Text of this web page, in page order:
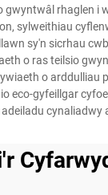
gwyntwâl rhaglen i
sylweithiau
sy'n sicrhau
o ras teilsio
o arddulliau
eco-gyfeillgar
cynaliadwy